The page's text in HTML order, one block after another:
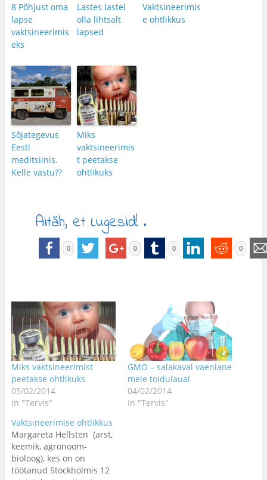
8 Põhjust oma
lapse
vaktsineerimis
eks
Lastes lastel
olla lihtsalt
lapsed
Vaktsineerimis
e ohtlikkus
Sõjategevus
Eesti
meditsiinis.
Kelle vastu??
Miks
vaktsineerimis
t peetakse
ohtlikuks
Aitäh, et Lugesid! .
0 0 0 0
Miks vaktsineerimist
peetakse ohtlikuks
05/02/2014
In "Tervis"
GMO – salakaval vaenlane
meie toidulaual
04/02/2014
In "Tervis"
Vaktsineerimise ohtlikkus
Margareta Hellsten (arst,
keemik, agronoom-
bioloog), kes on on
töötanud Stockholmis 12